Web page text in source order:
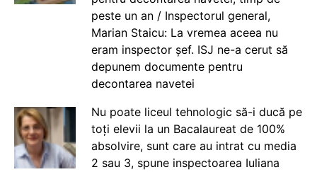
peste un an / Inspectorul general,
Marian Staicu: La vremea aceea nu
eram inspector șef. ISJ ne-a cerut să
depunem documente pentru
decontarea navetei
Nu poate liceul tehnologic să-i ducă pe
toți elevii la un Bacalaureat de 100%
absolvire, sunt care au intrat cu media
2 sau 3, spune inspectoarea Iuliana